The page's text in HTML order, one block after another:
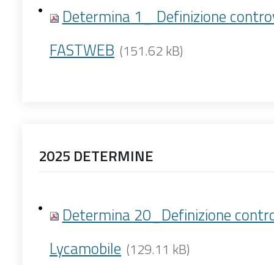
Determina 1_ Definizione
FASTWEB (151.62 kB)
2025 DETERMINE
Determina 20_Definizione
Lycamobile (129.11 kB)